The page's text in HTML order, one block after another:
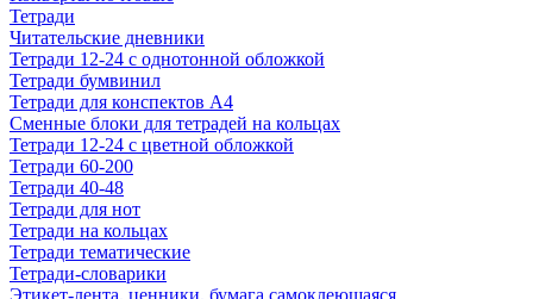
Тетради
Читательские дневники
Тетради 12-24 с однотонной обложкой
Тетради бумвинил
Тетради для конспектов А4
Сменные блоки для тетрадей на кольцах
Тетради 12-24 с цветной обложкой
Тетради 60-200
Тетради 40-48
Тетради для нот
Тетради на кольцах
Тетради тематические
Тетради-словарики
Этикет-лента, ценники, бумага самоклеющаяся